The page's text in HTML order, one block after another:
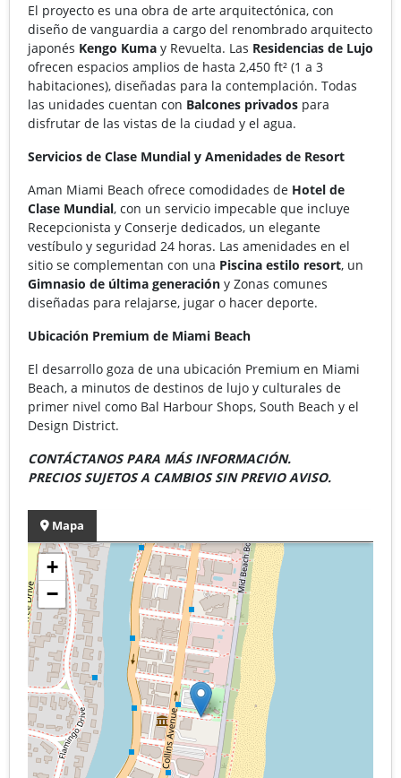
El proyecto es una obra de arte arquitectónica, con
diseño de vanguardia a cargo del renombrado arquitecto
japonés Kengo Kuma y Revuelta. Las Residencias de Lujo
ofrecen espacios amplios de hasta 2,450 ft² (1 a 3
habitaciones), diseñadas para la contemplación. Todas
las unidades cuentan con Balcones privados para
disfrutar de las vistas de la ciudad y el agua.
Servicios de Clase Mundial y Amenidades de Resort
Aman Miami Beach ofrece comodidades de Hotel de
Clase Mundial, con un servicio impecable que incluye
Recepcionista y Conserje dedicados, un elegante
vestíbulo y seguridad 24 horas. Las amenidades en el
sitio se complementan con una Piscina estilo resort, un
Gimnasio de última generación y Zonas comunes
diseñadas para relajarse, jugar o hacer deporte.
Ubicación Premium de Miami Beach
El desarrollo goza de una ubicación Premium en Miami
Beach, a minutos de destinos de lujo y culturales de
primer nivel como Bal Harbour Shops, South Beach y el
Design District.
CONTÁCTANOS PARA MÁS INFORMACIÓN.
PRECIOS SUJETOS A CAMBIOS SIN PREVIO AVISO.
Mapa
+
−